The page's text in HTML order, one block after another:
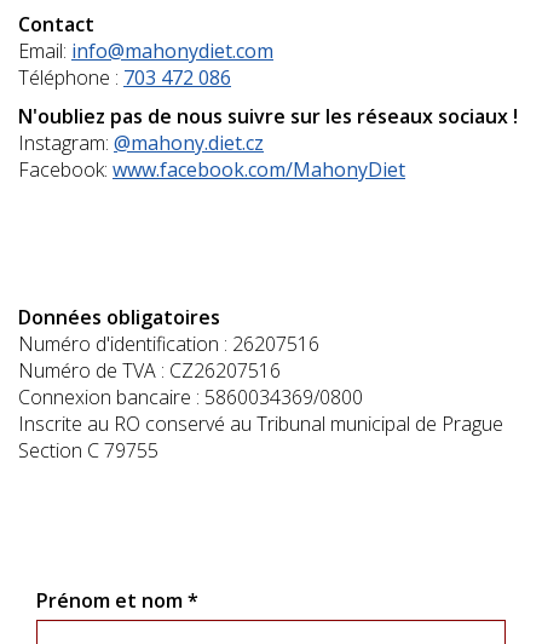
Contact
Email: info@mahonydiet.com
Téléphone : 703 472 086
N'oubliez pas de nous suivre sur les réseaux sociaux !
Instagram: @mahony.diet.cz
Facebook: www.facebook.com/MahonyDiet
Données obligatoires
Numéro d'identification : 26207516
Numéro de TVA : CZ26207516
Connexion bancaire : 5860034369/0800
Inscrite au RO conservé au Tribunal municipal de Prague
Section C 79755
Prénom et nom *